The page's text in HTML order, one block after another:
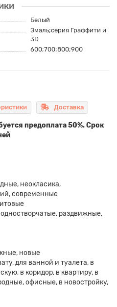
Белый
Эмаль;серия Граффити и
3D
600;700;800;900
Доставка
предоплата 50%. Срок
неокласика,
современные
раздвижные,
новые
для ванной и туалета, в
в коридор, в квартиру, в
офисные, в новостройку,